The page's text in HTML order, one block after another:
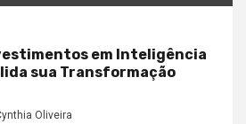
em Inteligência
sua Transformação
Oliveira